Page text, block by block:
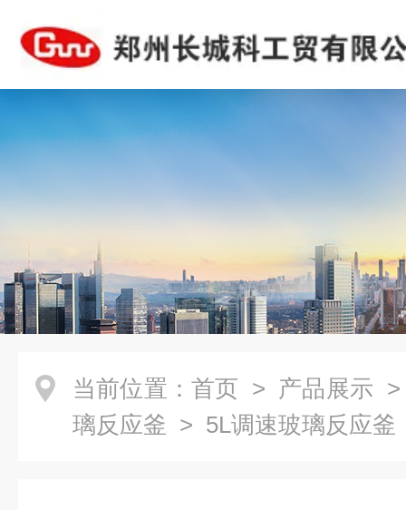
当前位置： 首页 > 产品展示
璃反应釜 > 5L调速玻璃反应釜